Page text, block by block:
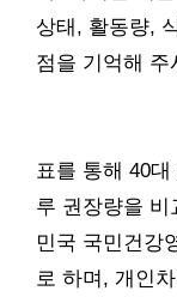
상태, 활동량,
점을 기억해 주
표를 통해 40
루 권장량을 비
민국 국민건강
로 하며, 개인